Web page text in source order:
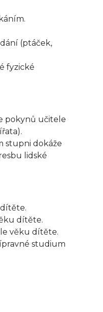
(ptáček,
fyzické
pokynů učitele
stupni dokáže
lidské
dítěte.
věku dítěte.
studium